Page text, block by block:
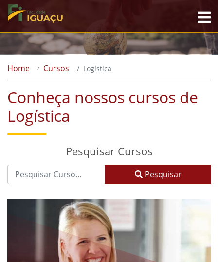
Home Cursos Logística
Conheça nossos cursos de
Logística
Pesquisar Cursos
Pesquisar